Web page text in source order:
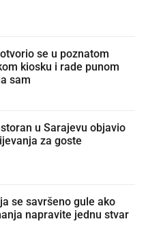
se u poznatom
kiosku i rade punom
sam
u Sarajevu objavio
za goste
se savršeno gule ako
napravite jednu stvar